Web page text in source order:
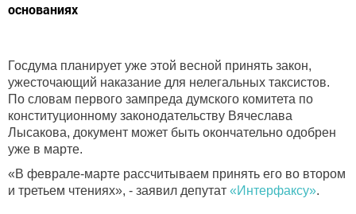
основаниях
Госдума планирует уже этой весной принять закон,
ужесточающий наказание для нелегальных таксистов.
По словам первого зампреда думского комитета по
конституционному законодательству Вячеслава
Лысакова, документ может быть окончательно одобрен
уже в марте.
«В феврале-марте рассчитываем принять его во втором
и третьем чтениях», - заявил депутат «Интерфаксу».